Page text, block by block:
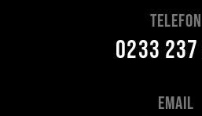
telefon
0233
Email